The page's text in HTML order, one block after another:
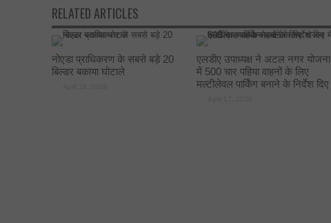
RELATED ARTICLES
नोएडा प्राधिकरण के सबसे बड़े 20
बिल्डर बकाया घोटाले
एलडीए उपाध्यक्ष ने अटल नगर योजना
में 500 चार पहिया वाहनों के लिए
मल्टीलेवल पार्किंग बनाने के निर्देश दिए